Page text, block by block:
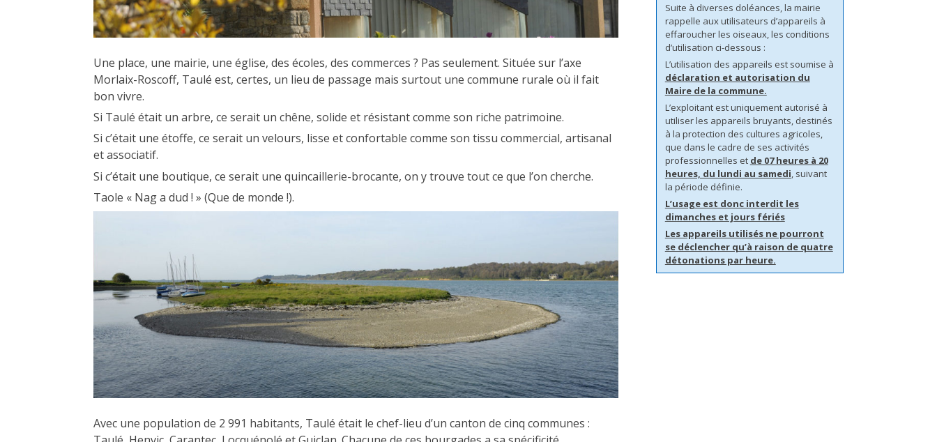
Une place, une mairie, une église, des écoles, des commerces ? Pas seulement. Située sur l’axe
Morlaix-Roscoff, Taulé est, certes, un lieu de passage mais surtout une commune rurale où il fait
bon vivre.
Si Taulé était un arbre, ce serait un chêne, solide et résistant comme son riche patrimoine.
Si c’était une étoffe, ce serait un velours, lisse et confortable comme son tissu commercial, artisanal
et associatif.
Si c’était une boutique, ce serait une quincaillerie-brocante, on y trouve tout ce que l’on cherche.
Taole « Nag a dud ! » (Que de monde !).
Avec une population de 2 991 habitants, Taulé était le chef-lieu d’un canton de cinq communes :
Suite à diverses doléances, la mairie
rappelle aux utilisateurs d’appareils à
effaroucher les oiseaux, les conditions
d’utilisation ci-dessous :
L’utilisation des appareils est soumise à
déclaration et autorisation du
Maire de la commune.
L’exploitant est uniquement autorisé à
utiliser les appareils bruyants, destinés
à la protection des cultures agricoles,
que dans le cadre de ses activités
professionnelles et de 07 heures à 20
heures, du lundi au samedi, suivant
la période définie.
L’usage est donc interdit les
dimanches et jours fériés
Les appareils utilisés ne pourront
se déclencher qu’à raison de quatre
détonations par heure.